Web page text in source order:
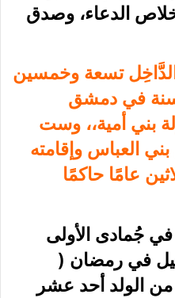
الدعاء، وصدق
تسعة وخمسين
في دمشق
بني أمية،، وست
العباس وإقامته
عامًا حاكمًا
جُمادى الأولى
في رمضان (
من الولد أحد عشر